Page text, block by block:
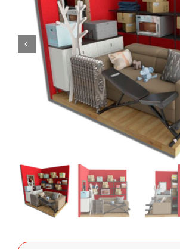
Mi cuenta
Carrito